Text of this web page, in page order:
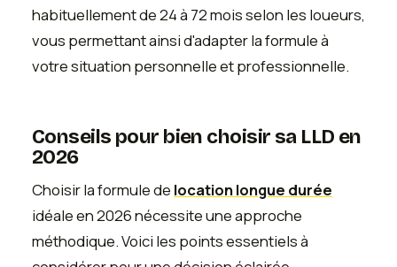
habituellement de 24 à 72 mois selon les loueurs,
vous permettant ainsi d'adapter la formule à
votre situation personnelle et professionnelle.
Conseils pour bien choisir sa LLD en
2026
Choisir la formule de location longue durée
idéale en 2026 nécessite une approche
méthodique. Voici les points essentiels à